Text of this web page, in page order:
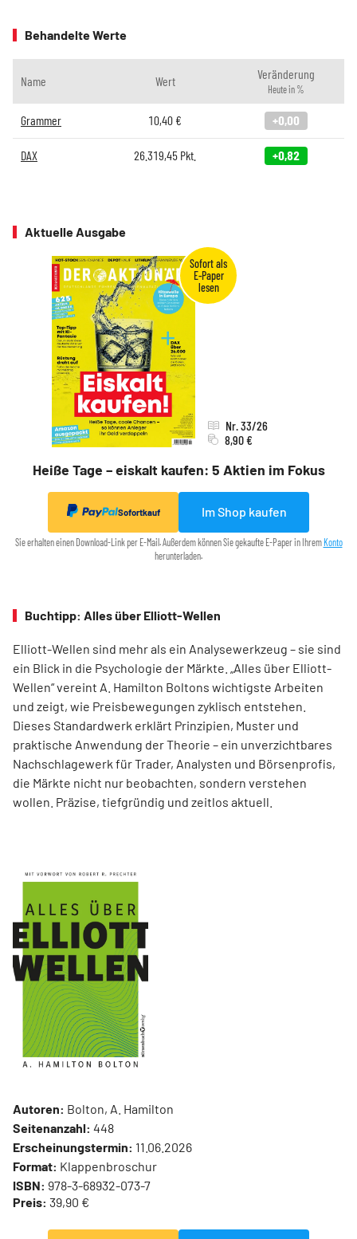
Behandelte Werte
Name Wert Veränderung
Heute in %
Grammer 10,40 € +0,00
DAX 26.319,45 Pkt. +0,82
Aktuelle Ausgabe
Heiße Tage – eiskalt kaufen: 5 Aktien im Fokus
Nr. 33/26
8,90 €
Sofortkauf Im Shop kaufen
Sie erhalten einen Download-Link per E-Mail. Außerdem können Sie gekaufte E-Paper in IhremKonto
herunterladen.
Buchtipp: Alles über Elliott-Wellen
Elliott-Wellen sind mehr als ein Analysewerkzeug – sie sind
ein Blick in die Psychologie der Märkte. „Alles über Elliott-
Wellen“ vereint A. Hamilton Boltons wichtigste Arbeiten
und zeigt, wie Preisbewegungen zyklisch entstehen.
Dieses Standardwerk erklärt Prinzipien, Muster und
praktische Anwendung der Theorie – ein unverzichtbares
Nachschlagewerk für Trader, Analysten und Börsenprofis,
die Märkte nicht nur beobachten, sondern verstehen
wollen. Präzise, tiefgründig und zeitlos aktuell.
Autoren: Bolton, A. Hamilton
Seitenanzahl: 448
Erscheinungstermin: 11.06.2026
Format: Klappenbroschur
ISBN: 978-3-68932-073-7
Preis: 39,90 €